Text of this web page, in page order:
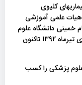
بیماریهای کلیوی
را کسب نمود و 1391عضو هیات علمی آموزشی
خمینی دانشگاه علوم
پزشکی تهران به عنوان انجام تعهدات از ابتدای تیرماه 1392 تاکنون
علوم پزشکی را کسب